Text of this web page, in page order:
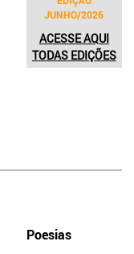
JUNHO/2026
ACESSE AQUI
TODAS EDIÇÕES
Poesias